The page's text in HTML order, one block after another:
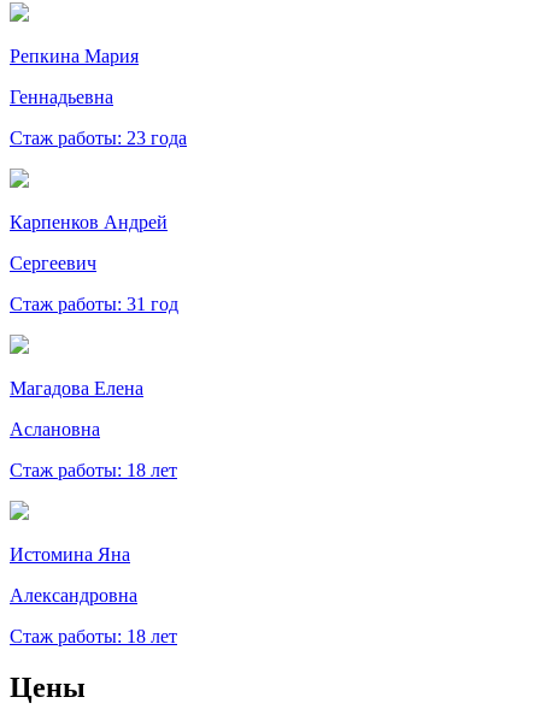
Репкина Мария
Геннадьевна
Стаж работы: 23 года
Карпенков Андрей
Сергеевич
Стаж работы: 31 год
Магадова Елена
Аслановна
Стаж работы: 18 лет
Истомина Яна
Александровна
Стаж работы: 18 лет
Цены